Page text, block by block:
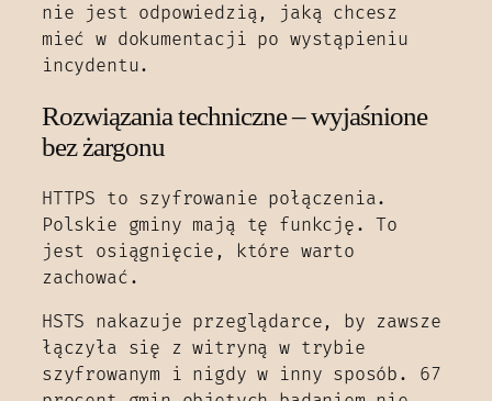
nie jest odpowiedzią, jaką chcesz
mieć w dokumentacji po wystąpieniu
incydentu.
Rozwiązania techniczne – wyjaśnione
bez żargonu
HTTPS to szyfrowanie połączenia.
Polskie gminy mają tę funkcję. To
jest osiągnięcie, które warto
zachować.
HSTS nakazuje przeglądarce, by zawsze
łączyła się z witryną w trybie
szyfrowanym i nigdy w inny sposób. 67